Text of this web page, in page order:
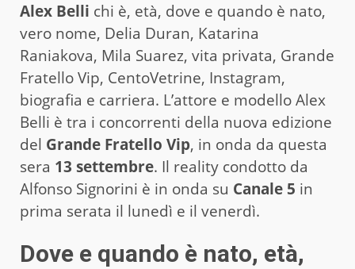
Alex Belli chi è, età, dove e quando è nato,
vero nome, Delia Duran, Katarina
Raniakova, Mila Suarez, vita privata, Grande
Fratello Vip, CentoVetrine, Instagram,
biografia e carriera. L’attore e modello Alex
Belli è tra i concorrenti della nuova edizione
del Grande Fratello Vip, in onda da questa
sera 13 settembre. Il reality condotto da
Alfonso Signorini è in onda su Canale 5 in
prima serata il lunedì e il venerdì.
Dove e quando è nato, età,